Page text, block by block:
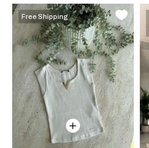
Free Shipping